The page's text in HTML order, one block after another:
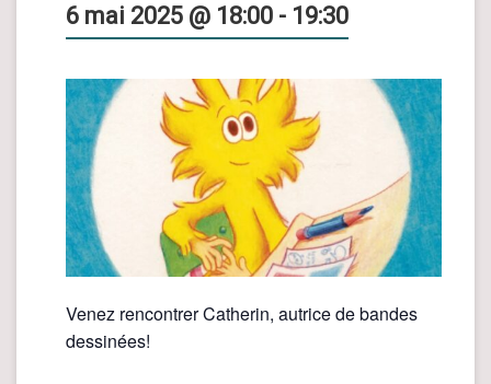
6 mai 2025 @ 18:00 - 19:30
Venez rencontrer Catherin, autrice de bandes
dessinées!